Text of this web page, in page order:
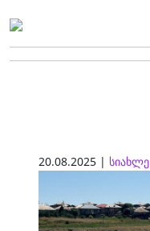
20.08.2025 | სიახლე